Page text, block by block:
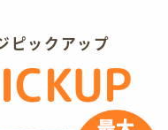
ピックアップ